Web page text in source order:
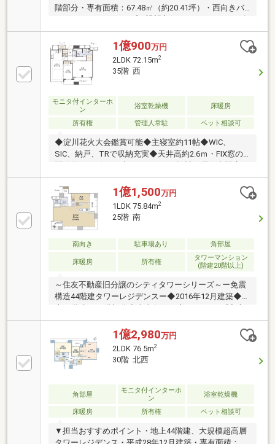
階部分・専有面積：67.48㎡（約20.41坪）・西向きバ
り・ディスポーザー有り・床暖房有り・ウォークイン
クローゼット有り・シューズインクローゼット有り・
ペット飼育可（規約による制限有り）◆共用部多数あ
り（一部有償）・1階 グランドロビー コーチエ
ントランス・2階 駐輪場・3階 ゲストルーム2室
ジ スカイアトリウム パーティールーム・各階
クリーンステーション
1億900万円
2LDK 72.15m2
35階 西
モニタ付インターホ
ン
浴室乾燥機 床暖房
所有権 管理人常駐 ペット相談可
◆淀川花火大会鑑賞可能◆主寝室約11帖◆WIC、
SIC、納戸、TRで収納充実◆天井高約2.6ｍ・FIX窓の
◆44階建、共用施設充実タワマン◆全室窓付きのハイ
クオリティ設計☆お部屋POINT―――〇リビングダイニ
ング冬に嬉しい床暖房完備〇キッチンディスポーザ
ー・食器洗い乾燥機等機能充実〇浴室ミスト機能付浴
室暖房乾燥機搭載！〇収納各居室収納充実☆☆共用施
ットネスジム〇ゲストルーム×242階〇スカイラウンジ
〇パーティールーム
1億1,500万円
1LDK 75.84m2
25階 南
南向き 駐車場あり 角部屋
床暖房 所有権
タワーマンション
(階建20階以上)
～住友不動産旧分譲のシティタワーシリーズ～ー免震
構造44階建タワーレジデンスー◆2016年12月建築◆地
有面積：75.84㎡◆ペット飼育可（規約による制限有
り）◆共用部多数あり（一部有償）【共用施設】・フ
ィットネスジム（3階）・ゲストルーム2室（3階）・
パーティールーム（42階）・スカイラウンジ（42
階）・スカイアトリウム（42階）・ゴミステーション
1億2,980万円
2LDK 76.5m2
30階 北西
角部屋
モニタ付インターホ
ン
浴室乾燥機
床暖房 所有権 ペット相談可
▼担当おすすめポイント・地上44階建、大規模超高層